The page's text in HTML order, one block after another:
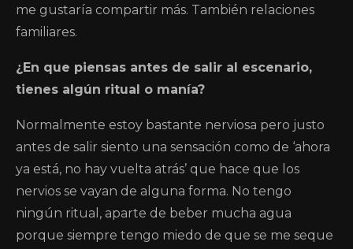
me gustaría compartir más. También relaciones
familiares.
¿En que piensas antes de salir al escenario,
tienes algún ritual o manía?
Normalmente estoy bastante nerviosa pero justo
antes de salir siento una sensación como de ‘ahora
ya está, no hay vuelta atrás’ que hace que los
nervios se vayan de alguna forma. No tengo
ningún ritual, aparte de beber mucha agua
porque siempre tengo miedo de que se me seque